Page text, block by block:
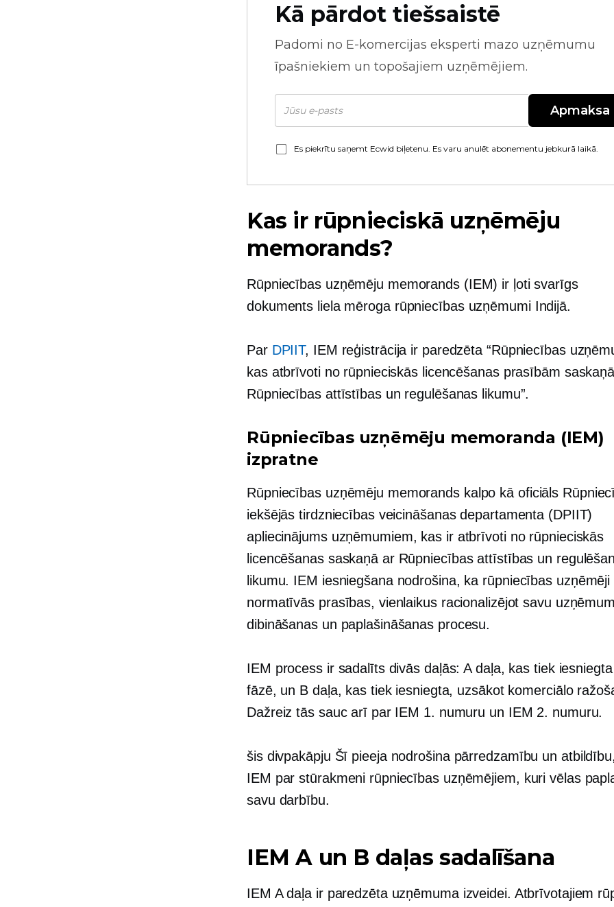
Kā pārdot tiešsaistē
Padomi no E-komercijas eksperti mazo uzņēmumu
īpašniekiem un topošajiem uzņēmējiem.
Apmaksa
Es piekrītu saņemt Ecwid biļetenu. Es varu anulēt abonementu jebkurā laikā.
Kas ir rūpnieciskā uzņēmēju
memorands?
Rūpniecības uzņēmēju memorands (IEM) ir ļoti svarīgs
dokuments liela mērogarūpniecības uzņēmumi Indijā.
Par DPIIT, IEM reģistrācija ir paredzēta “Rūpniecības
kas atbrīvoti no rūpnieciskās licencēšanas prasībām
Rūpniecības attīstības un regulēšanas likumu”.
Rūpniecības uzņēmēju memoranda (IEM)
izpratne
Rūpniecības uzņēmēju memorands kalpo kā oficiāls
iekšējās tirdzniecības veicināšanas departamenta (DPIIT)
apliecinājums uzņēmumiem, kas ir atbrīvoti no rūpnieciskās
licencēšanas saskaņā ar Rūpniecības attīstības un
likumu. IEM iesniegšana nodrošina, ka rūpniecības uzņēmēji
normatīvās prasības, vienlaikus racionalizējot savu
dibināšanas un paplašināšanas procesu.
IEM process ir sadalīts divās daļās: A daļa, kas tiek
fāzē, un B daļa, kas tiek iesniegta, uzsākot komerciālo
Dažreiz tās sauc arī par IEM 1. numuru un IEM 2. numuru.
šis divpakāpju Šī pieeja nodrošina pārredzamību un
IEM par stūrakmeni rūpniecības uzņēmējiem, kuri vēlas
savu darbību.
IEM A un B daļas sadalīšana
IEM A daļa ir paredzēta uzņēmuma izveidei. Atbrīvotajiem